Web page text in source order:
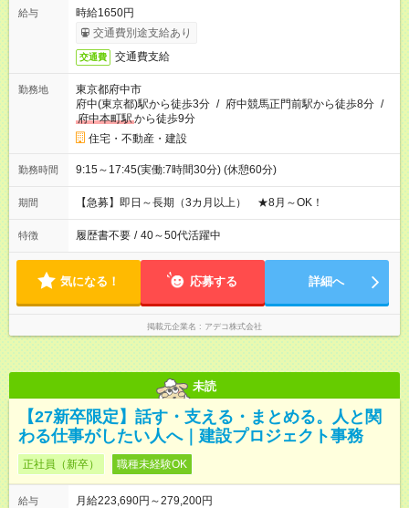
給与
時給1650円
交通費別途支給あり
交通費 交通費支給
勤務地
東京都府中市
府中(東京都)駅から徒歩3分 / 府中競馬正門前駅から徒歩8分 /
府中本町駅から徒歩9分
住宅・不動産・建設
勤務時間 9:15～17:45(実働:7時間30分) (休憩60分)
期間 【急募】即日～長期（3カ月以上） ★8月～OK！
特徴 履歴書不要 / 40～50代活躍中
気になる！ 応募する 詳細へ
掲載元企業名 アデコ株式会社
未読
【27新卒限定】話す・支える・まとめる。人と関
わる仕事がしたい人へ｜建設プロジェクト事務
正社員（新卒） 職種未経験OK
給与
月給223,690円～279,200円